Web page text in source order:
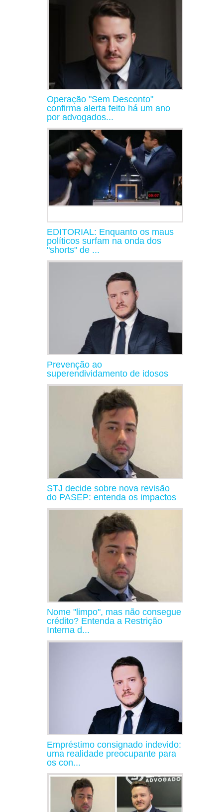
Operação "Sem Desconto"
confirma alerta feito há um ano
por advogados...
EDITORIAL: Enquanto os maus
políticos surfam na onda dos
"shorts" de ...
Prevenção ao
superendividamento de idosos
STJ decide sobre nova revisão
do PASEP: entenda os impactos
Nome "limpo", mas não consegue
crédito? Entenda a Restrição
Interna d...
Empréstimo consignado indevido:
uma realidade preocupante para
os con...